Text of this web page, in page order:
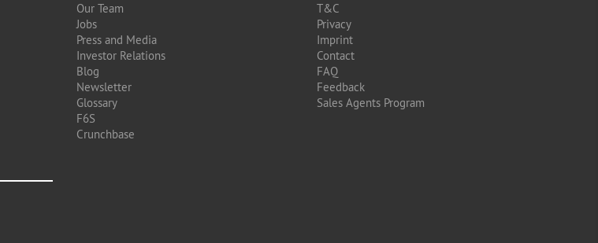
Our Team
Jobs
Press and Media
Investor Relations
Blog
Newsletter
Glossary
F6S
Crunchbase
T&C
Privacy
Imprint
Contact
FAQ
Feedback
Sales Agents Program